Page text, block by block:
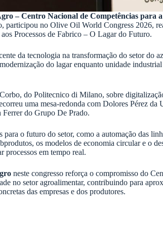
– Centro Nacional de Competências para
participou no Olive Oil World Congress 2026,
Processos de Fabrico – O Lagar do Futuro.
da tecnologia na transformação do setor do
do lagar enquanto unidade
do Politecnico di Milano, sobre
uma mesa-redonda com Dolores Pérez
do Grupo De Prado.
para o futuro do setor, como a automação das
os modelos de economia circular e o
processos em tempo real.
neste congresso reforça o compromisso do
no setor agroalimentar, contribuindo para
das empresas e dos produtores.